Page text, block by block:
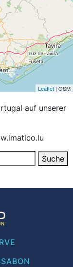
Leaflet | OSM
auf unserer